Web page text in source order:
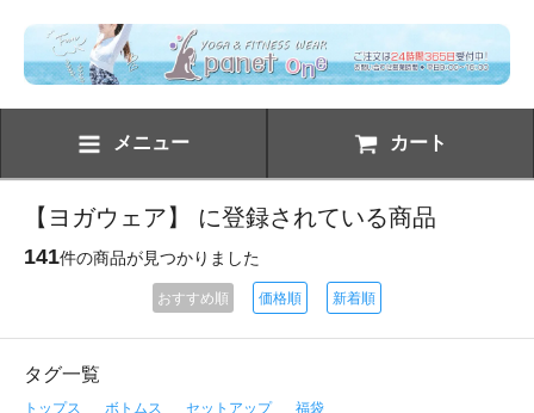
メニュー カート
【ヨガウェア】 に登録されている商品
141件の商品が見つかりました
おすすめ順 価格順 新着順
タグ一覧
トップス ボトムス セットアップ
福袋